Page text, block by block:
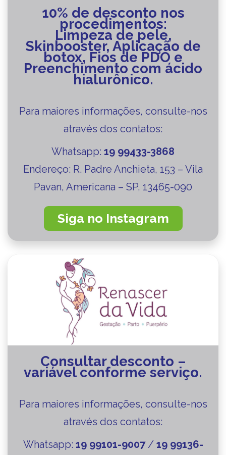
10% de desconto nos
procedimentos:
Limpeza de pele,
Skinbooster, Aplicação de
botox, Fios de PDO e
Preenchimento com ácido
hialurônico.
Para maiores informações, consulte-nos
através dos contatos:
Whatsapp: 19 99433-3868
Endereço: R. Padre Anchieta, 153 – Vila
Pavan, Americana – SP, 13465-090
Siga no Instagram
Consultar desconto –
variável conforme serviço.
Para maiores informações, consulte-nos
através dos contatos:
Whatsapp: 19 99101-9007/ 19 99136-